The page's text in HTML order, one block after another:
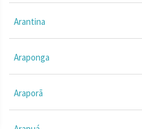
Arantina
Araponga
Araporã